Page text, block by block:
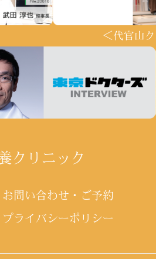
＜代官山
クリニック
お問い合わせ・ご予約
プライバシーポリシー